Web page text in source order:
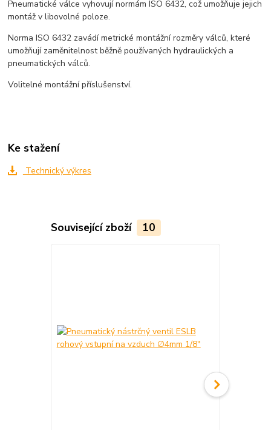
Pneumatické válce vyhovují normám ISO 6432, což umožňuje jejich
montáž v libovolné poloze.
Norma ISO 6432 zavádí metrické montážní rozměry válců, které
umožňují zaměnitelnost běžně používaných hydraulických a
pneumatických válců.
Volitelné montážní příslušenství.
Ke stažení
Technický výkres
Související zboží 10